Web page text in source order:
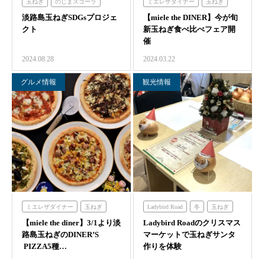
玉ねぎ のじまスコーラ
クラフトサーカス
淡路島玉ねぎSDGsプロジェ
クト
2024.08.28
ミエレザダイナー 玉ねぎ
食べる
【miele the DINER】今が旬
新玉ねぎ食べ比べフェア開
催
2024.03.22
グルメ情報
ミエレザダイナー 玉ねぎ
食べる
【miele the diner】3/1より淡
路島玉ねぎのDINER’S
PIZZA5種…
観光情報
Ladybird Road 冬 玉ねぎ
体験する
Ladybird Roadのクリスマス
マーケットで玉ねぎサンタ
作りを体験